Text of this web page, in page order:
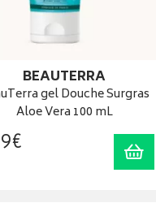
BEAUTERRA
gel Douche Surgras
Aloe Vera 100 mL
€